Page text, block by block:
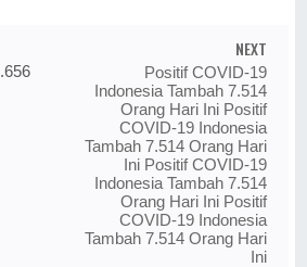
NEXT
Positif COVID-19
Indonesia Tambah 7.514
Orang Hari Ini Positif
COVID-19 Indonesia
Tambah 7.514 Orang Hari
Ini Positif COVID-19
Indonesia Tambah 7.514
Orang Hari Ini Positif
COVID-19 Indonesia
Tambah 7.514 Orang Hari
Ini